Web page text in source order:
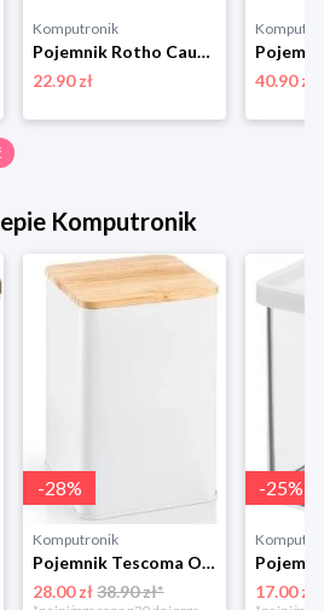
Komputronik
Pojemnik Rotho Cauma 1,2 L biały
22.90 zł
40.90 zł
Komputronik
-28%
Komputronik
Pojemnik Tescoma Online 14 cm 900839.00 biały
28.00 zł 38.90 zł*
-25%
17.00 zł